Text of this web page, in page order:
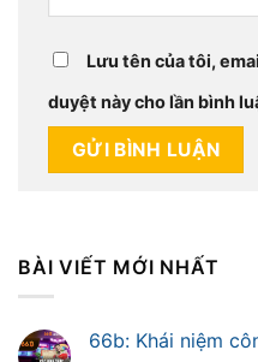
Lưu tên của tôi,
duyệt này cho lần bình
BÀI VIẾT MỚI NHẤT
66b: Khái niệm